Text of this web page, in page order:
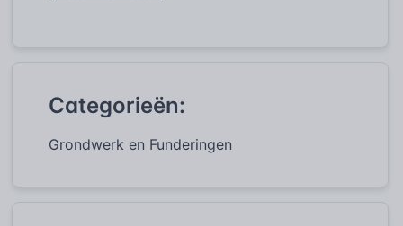
Categorieën:
Grondwerk en Funderingen